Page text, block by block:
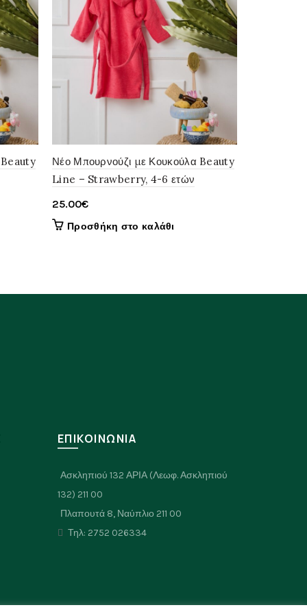
Νέο Μπουρνούζι με Κουκούλα Beauty
Line – Strawberry, 4-6 ετών
25.00€
Προσθήκη στο καλάθι
ΕΠΙΚΟΙΝΩΝΙΑ
Ασκληπιού 132 ΑΡΙΑ (Λεωφ. Ασκληπιού
132) 211 00
Πλαπουτά 8, Ναύπλιο 211 00
Τηλ: 2752 026334